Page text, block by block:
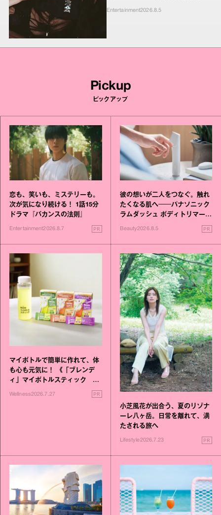
Entertainment2026.8.5
Pickup
ピックアップ
恋も、笑いも、ミステリーも。
次が気になり続ける！ 1話15分
ドラマ『バカンスの法則』
Entertainment2026.8.7 PR
彼の想いが二人をつなぐ。触れ
たくなる肌へ──パナソニック
ラムダッシュ ボディトリマーが
Beauty2026.8.5 PR
マイボトルで簡単に作れて、体
も心も元気に！ 《「ブレンデ
ィ」マイボトルスティック い
いこと毎日》シリーズが誕生
Wellness2026.7.27 PR
小芝風花が出合う、夏のリゾナ
ーレ八ヶ岳。日常を離れて、満
たされる旅へ
Lifestyle2026.7.23 PR